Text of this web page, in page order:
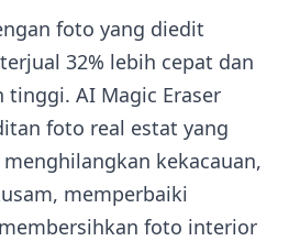
foto yang diedit
32% lebih cepat dan
tinggi. AI Magic Eraser
foto real estat yang
kekacauan,
memperbaiki
foto interior